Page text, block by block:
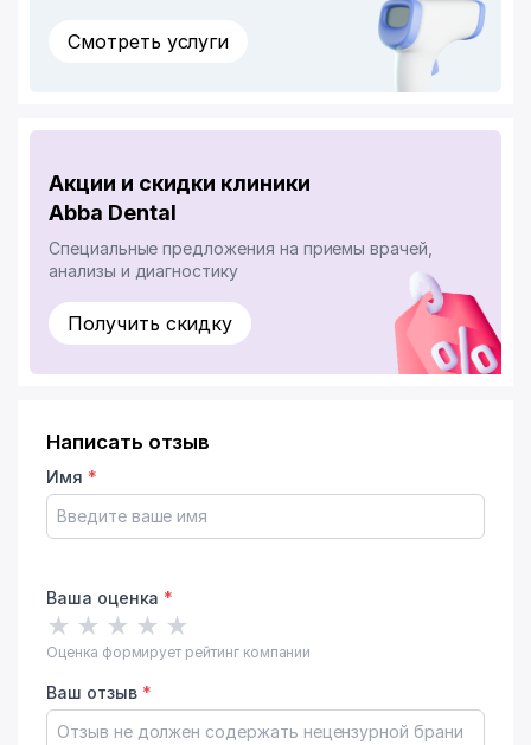
Смотреть услуги
Акции и скидки клиники
Abba Dental
Специальные предложения на приемы врачей,
анализы и диагностику
Получить скидку
Написать отзыв
Имя *
Ваша оценка *
★ ★ ★ ★ ★
Оценка формирует рейтинг компании
Ваш отзыв *